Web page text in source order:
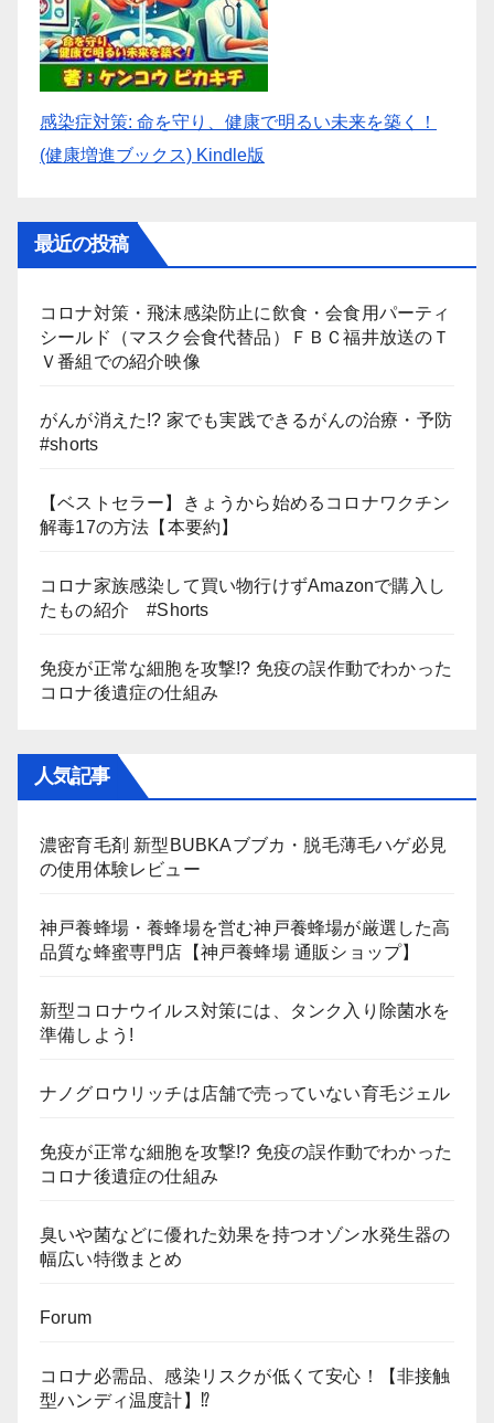
感染症対策: 命を守り、健康で明るい未来を築く！
(健康増進ブックス) Kindle版
最近の投稿
コロナ対策・飛沫感染防止に飲食・会食用パーティ
シールド（マスク会食代替品）ＦＢＣ福井放送のＴ
Ｖ番組での紹介映像
がんが消えた!? 家でも実践できるがんの治療・予防
#shorts
【ベストセラー】きょうから始めるコロナワクチン
解毒17の方法【本要約】
コロナ家族感染して買い物行けずAmazonで購入し
たもの紹介 #Shorts
免疫が正常な細胞を攻撃!? 免疫の誤作動でわかった
コロナ後遺症の仕組み
人気記事
濃密育毛剤 新型BUBKAブブカ・脱毛薄毛ハゲ必見
の使用体験レビュー
神戸養蜂場・養蜂場を営む神戸養蜂場が厳選した高
品質な蜂蜜専門店【神戸養蜂場 通販ショップ】
新型コロナウイルス対策には、タンク入り除菌水を
準備しよう!
ナノグロウリッチは店舗で売っていない育毛ジェル
免疫が正常な細胞を攻撃!? 免疫の誤作動でわかった
コロナ後遺症の仕組み
臭いや菌などに優れた効果を持つオゾン水発生器の
幅広い特徴まとめ
Forum
コロナ必需品、感染リスクが低くて安心！【非接触
型ハンディ温度計】⁉